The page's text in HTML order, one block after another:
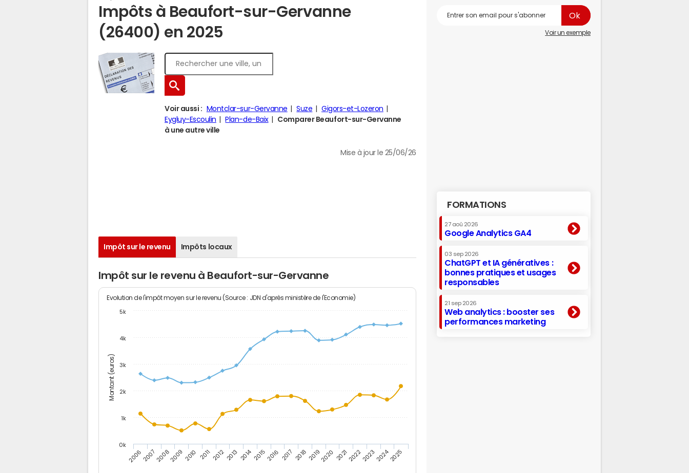
Impôts à Beaufort-sur-Gervanne
(26400) en 2025
Voir aussi : Montclar-sur-Gervanne Suze
Gigors-et-Lozeron
Eygluy-Escoulin
Plan-de-Baix
Comparer Beaufort-sur-Gervanne
à une autre ville
Mise à jour le 25/06/26
Impôt sur le revenu Impôts locaux
Impôt sur le revenu à Beaufort-sur-Gervanne
Montant (euros)
Evolution de l'impôt moyen sur le revenu (Source : JDN d'après ministère de l'Economie)
20062007200820092010 2011 20122013 201420152016 2017 201820192020 20212022202320242025
0k
1k
2k
3k
4k
5k
Voir un exemple
FORMATIONS
27 aoû 2026
Google Analytics GA4
03 sep 2026
ChatGPT et IA génératives :
bonnes pratiques et usages
responsables
21 sep 2026
Web analytics : booster ses
performances marketing